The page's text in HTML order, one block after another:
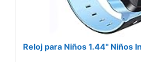
Reloj para Niños 1.44'' Niños